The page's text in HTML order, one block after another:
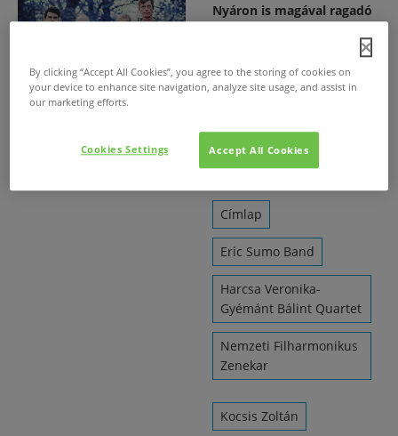
Nyáron is magával ragadó
2023. júl. 23. /
Exkluzív
podcastekkel frissül nyáron
a Müpa médiatára és
Címlap
Eric Sumo Band
Harcsa Veronika-
Gyémánt Bálint Quartet
Nemzeti Filharmonikus
Zenekar
Kocsis Zoltán
By clicking “Accept All Cookies”, you agree to the storing of cookies on
your device to enhance site navigation, analyze site usage, and assist in
our marketing efforts.
Accept All Cookies
Cookies Settings